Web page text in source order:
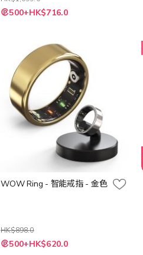
特
殊 500+HK$716.0
WOW Ring - 智能戒指 - 金色
HK$898.0
500+HK$620.0